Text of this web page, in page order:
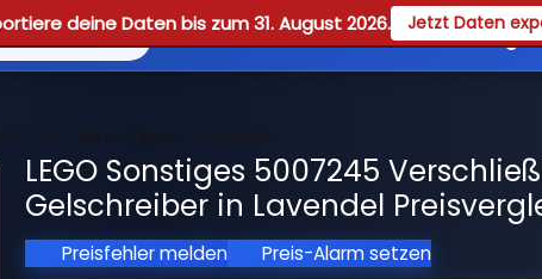
deine Daten bis zum 31. August 2026. Jetzt Daten
Reviews Guides
mit Gelschreiber in Lavendel
LEGO Sonstiges 5007245
Gelschreiber in Lavendel
Preisfehler melden Preis-Alarm setzen